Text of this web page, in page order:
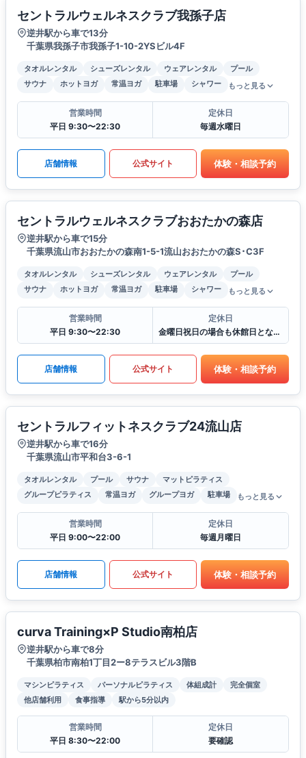
セントラルウェルネスクラブ我孫子店
逆井駅から車で13分
千葉県我孫子市我孫子1-10-2YSビル4F
タオルレンタル シューズレンタル ウェアレンタル
プール
サウナ
ホットヨガ 常温ヨガ 駐車場 シャワー もっと見る
営業時間
平日 9:30〜22:30
定休日
毎週水曜日
店舗情報 公式サイト 体験・相談予約
セントラルウェルネスクラブおおたかの森店
逆井駅から車で15分
千葉県流山市おおたかの森南1-5-1流山おおたかの森S･C3F
タオルレンタル シューズレンタル ウェアレンタル
プール
サウナ
ホットヨガ 常温ヨガ 駐車場 シャワー もっと見る
営業時間
平日 9:30〜22:30
定休日
金曜日祝日の場合も休館日となります
店舗情報 公式サイト 体験・相談予約
セントラルフィットネスクラブ24流山店
逆井駅から車で16分
千葉県流山市平和台3-6-1
タオルレンタル プール サウナ
マットピラティス
グループピラティス
常温ヨガ グループヨガ 駐車場 もっと見る
営業時間
平日 9:00〜22:00
定休日
毎週月曜日
店舗情報 公式サイト 体験・相談予約
curva Training×P Studio南柏店
逆井駅から車で8分
千葉県柏市南柏1丁目2ー8テラスビル3階B
マシンピラティス パーソナルピラティス 体組成計
完全個室
他店舗利用
食事指導 駅から5分以内
営業時間
平日 8:30〜22:00
定休日
要確認